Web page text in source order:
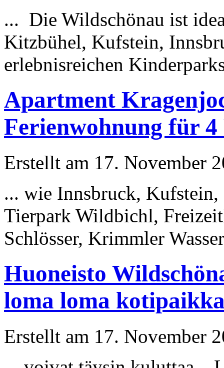
... Die Wildschönau ist
Kitzbühel, Kufstein,
erlebnisreichen
Apartment
Ferienwohnung für 4
Erstellt am 17. November
... wie Innsbruck,
Tierpark Wildbichl,
Schlösser, Krimmler
Huoneisto
loma loma
Erstellt am 17. November